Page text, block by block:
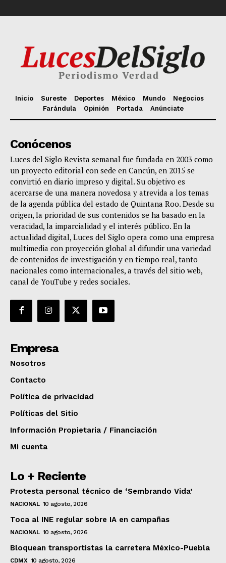
Inicio Sureste Deportes México Mundo
Negocios
Farándula
Opinión Portada Anúnciate
Conócenos
Luces del Siglo Revista semanal fue fundada en 2003 como
un proyecto editorial con sede en Cancún, en 2015 se
convirtió en diario impreso y digital. Su objetivo es
acercarse de una manera novedosa y atrevida a los temas
de la agenda pública del estado de Quintana Roo. Desde su
origen, la prioridad de sus contenidos se ha basado en la
veracidad, la imparcialidad y el interés público. En la
actualidad digital, Luces del Siglo opera como una empresa
multimedia con proyección global al difundir una variedad
de contenidos de investigación y en tiempo real, tanto
nacionales como internacionales, a través del sitio web,
canal de YouTube y redes sociales.
Empresa
Nosotros
Contacto
Política de privacidad
Políticas del Sitio
Información Propietaria / Financiación
Mi cuenta
Lo + Reciente
Protesta personal técnico de ‘Sembrando Vida’
NACIONAL 10 agosto, 2026
Toca al INE regular sobre IA en campañas
NACIONAL 10 agosto, 2026
Bloquean transportistas la carretera México-Puebla
CDMX 10 agosto, 2026